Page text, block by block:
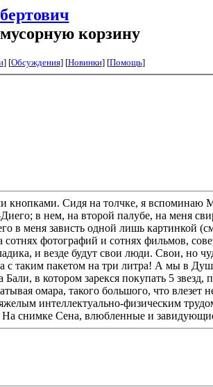
корзину
] [Обсуждения] [Новинки] [Помощь]
кнопками. Сидя на толчке, я вспоминаю
в нем, на второй палубе, на меня
в меня зависть одной лишь картинкой
фотографий и сотнях фильмов,
и везде будут свои люди. Свои, но
таким пакетом на три литра! А мы в
в котором зарекся покупать 5 звезд,
омара, такого большого, что влезет
интеллектуально-физическим
снимке Сена, влюбленные и